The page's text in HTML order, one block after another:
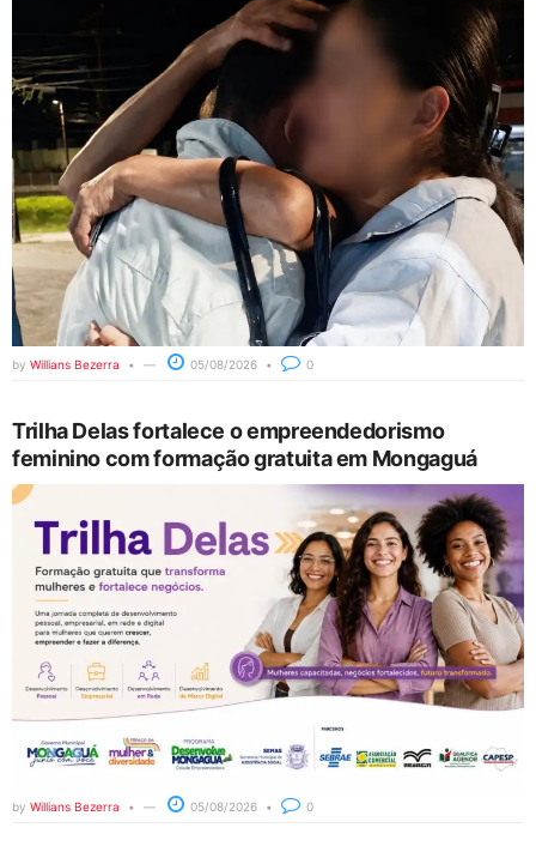
by Willians Bezerra 05/08/2026 0
Trilha Delas fortalece o empreendedorismo
feminino com formação gratuita em Mongaguá
by Willians Bezerra 05/08/2026 0